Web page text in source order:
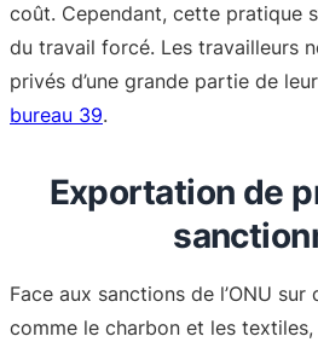
coût. Cependant, cette pratique
du travail forcé. Les travailleurs
privés d’une grande partie de
bureau 39.
Exportation de
Face aux sanctions de l’ONU
comme le charbon et les